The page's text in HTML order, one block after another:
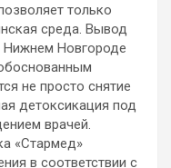
только
среда. Вывод
Нижнем Новгороде
не просто снятие
детоксикация под
врачей.
«Стармед»
в соответствии с